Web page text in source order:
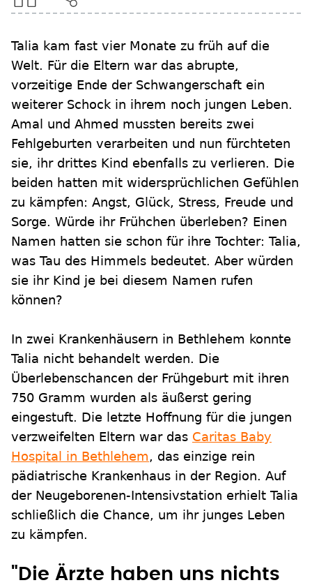
Talia kam fast vier Monate zu früh auf die
Welt. Für die Eltern war das abrupte,
vorzeitige Ende der Schwangerschaft ein
weiterer Schock in ihrem noch jungen Leben.
Amal und Ahmed mussten bereits zwei
Fehlgeburten verarbeiten und nun fürchteten
sie, ihr drittes Kind ebenfalls zu verlieren. Die
beiden hatten mit widersprüchlichen Gefühlen
zu kämpfen: Angst, Glück, Stress, Freude und
Sorge. Würde ihr Frühchen überleben? Einen
Namen hatten sie schon für ihre Tochter: Talia,
was Tau des Himmels bedeutet. Aber würden
sie ihr Kind je bei diesem Namen rufen
können?
In zwei Krankenhäusern in Bethlehem konnte
Talia nicht behandelt werden. Die
Überlebenschancen der Frühgeburt mit ihren
750 Gramm wurden als äußerst gering
eingestuft. Die letzte Hoffnung für die jungen
verzweifelten Eltern war das Caritas Baby
Hospital in Bethlehem, das einzige rein
pädiatrische Krankenhaus in der Region. Auf
der Neugeborenen-Intensivstation erhielt Talia
schließlich die Chance, um ihr junges Leben
zu kämpfen.
"Die Ärzte haben uns nichts